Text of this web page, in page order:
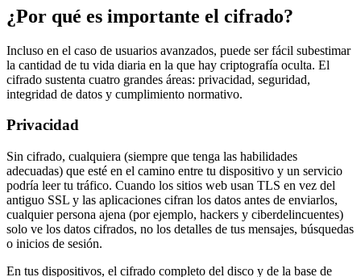
¿Por qué es importante el cifrado?
Incluso en el caso de usuarios avanzados, puede ser fácil subestimar
la cantidad de tu vida diaria en la que hay criptografía oculta. El
cifrado sustenta cuatro grandes áreas: privacidad, seguridad,
integridad de datos y cumplimiento normativo.
Privacidad
Sin cifrado, cualquiera (siempre que tenga las habilidades
adecuadas) que esté en el camino entre tu dispositivo y un servicio
podría leer tu tráfico. Cuando los sitios web usan TLS en vez del
antiguo SSL y las aplicaciones cifran los datos antes de enviarlos,
cualquier persona ajena (por ejemplo, hackers y ciberdelincuentes)
solo ve los datos cifrados, no los detalles de tus mensajes, búsquedas
o inicios de sesión.
En tus dispositivos, el cifrado completo del disco y de la base de